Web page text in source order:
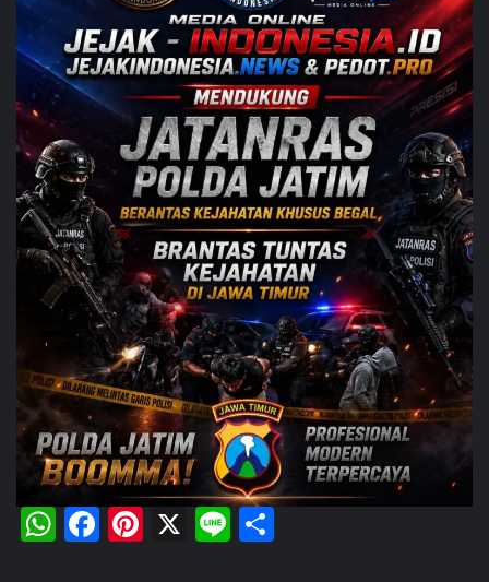
WhatsApp
Facebook
Pinterest
X Line